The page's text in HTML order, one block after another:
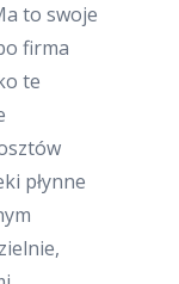
to swoje
firma
te
płynne